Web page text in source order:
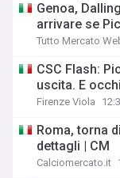
Genoa,
arrivare se
Tutto Mercato
CSC Flash:
uscita. E
Firenze Viola
Roma, torna
dettagli | CM
Calciomercato.it